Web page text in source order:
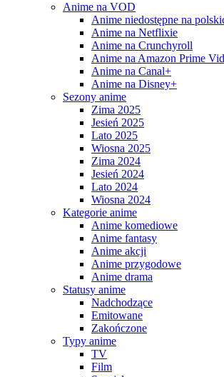
Anime na VOD
Anime niedostępne na
Anime na Netflixie
Anime na Crunchyroll
Anime na Amazon Prime
Anime na Canal+
Anime na Disney+
Sezony anime
Zima 2025
Jesień 2025
Lato 2025
Wiosna 2025
Zima 2024
Jesień 2024
Lato 2024
Wiosna 2024
Kategorie anime
Anime komediowe
Anime fantasy
Anime akcji
Anime przygodowe
Anime drama
Statusy anime
Nadchodzące
Emitowane
Zakończone
Typy anime
TV
Film